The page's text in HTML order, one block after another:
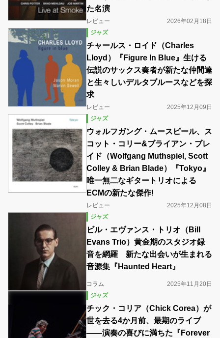
た名演
レビュー
2026年02月18日
ジャズ
チャールス・ロイド（Charles
Lloyd）『Figure In Blue』生ける
伝説のサックス奏者が新たな仲間達
と生々しいデルタブルースなどを探
求
レビュー
2025年12月09日
ジャズ
ウォルフガング・ムースピール、ス
コット・コリー&ブライアン・ブレ
イド（Wolfgang Muthspiel, Scott
Colley & Brian Blade）『Tokyo』
唯一無二なギタートリオによる
ECMの新たな傑作!
レビュー
2025年12月08日
ジャズ
ビル・エヴァンス・トリオ（Bill
Evans Trio）黄金期のスタジオ録
音を網羅 新たな出会いが生まれる
音源集『Haunted Heart』
コラム
2025年11月20日
ジャズ
チック・コリア（Chick Corea）が
世を去る4か月前、最期のライブ
――演奏の喜びに満ちた『Forever